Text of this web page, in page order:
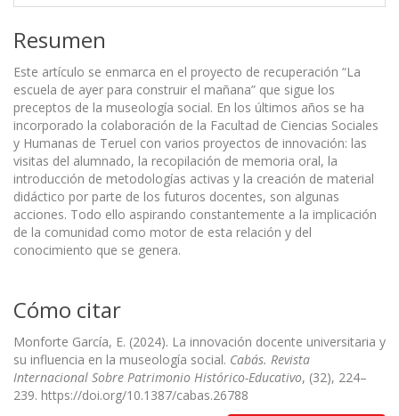
Resumen
Este artículo se enmarca en el proyecto de recuperación “La
escuela de ayer para construir el mañana” que sigue los
preceptos de la museología social. En los últimos años se ha
incorporado la colaboración de la Facultad de Ciencias Sociales
y Humanas de Teruel con varios proyectos de innovación: las
visitas del alumnado, la recopilación de memoria oral, la
introducción de metodologías activas y la creación de material
didáctico por parte de los futuros docentes, son algunas
acciones. Todo ello aspirando constantemente a la implicación
de la comunidad como motor de esta relación y del
conocimiento que se genera.
Cómo citar
Monforte García, E. (2024). La innovación docente universitaria y
su influencia en la museología social. Cabás. Revista
Internacional Sobre Patrimonio Histórico-Educativo, (32), 224–
239. https://doi.org/10.1387/cabas.26788